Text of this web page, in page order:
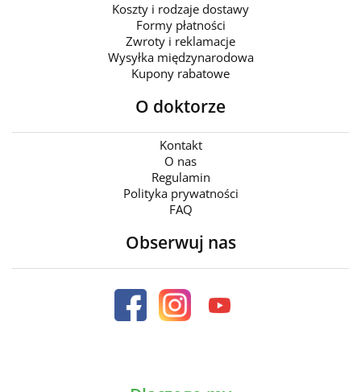
Koszty i rodzaje dostawy
Formy płatności
Zwroty i reklamacje
Wysyłka międzynarodowa
Kupony rabatowe
O doktorze
Kontakt
O nas
Regulamin
Polityka prywatności
FAQ
Obserwuj nas